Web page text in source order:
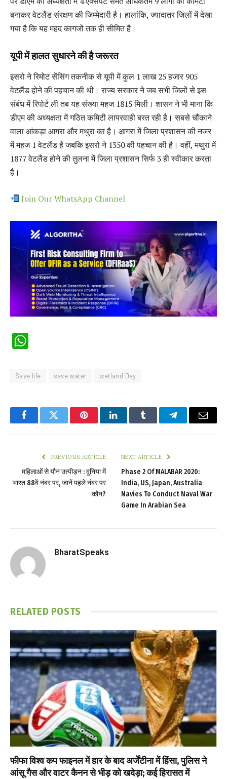
बनाकर वेटलैंड संरक्षण की जिम्मेदारी है। हालांकि, ज्यादातर जिलों में देखा
गया है कि यह महद कागजों तक ही सीमित है।
यूपी में हालत सुधारने की है जरूरत
इसरो ने रिमोट सेंसिंग तकनीक से यूपी में कुल 1 लाख 25 हजार 905
वेटलैंड होने की पहचान की थी। राज्य सरकार ने जब सभी जिलों से इस
संबंध में रिपोर्ट ली तब यह संख्या महज 1815 मिली। शासन ने भी माना कि
डीएम की अध्यक्षता में गठित कमिटी लापरवाही बरत रही है। सबसे चौंकाने
वाला आंकड़ा आगरा और मथुरा का है। आगरा में जिला प्रशासन की नजर
में महज 1 वेटलैंड है जबकि इसरो ने 1350 की पहचान की है। वहीं, मथुरा में
1877 वेटलैंड होने की तुलना में जिला प्रशासन सिर्फ 3 ही स्वीकार करता
है।
Join Our WhatsApp Channel
Save life save water wetland Day
FacebookTwitter PinterestLinkedInTumblr TelegramEmail
PREVIOUS ARTICLE
महिलाओं से यौन उत्पीड़न : दुनिया में
भारत 88वें नंबर पर, जानें पहले नंबर पर
कौन?
NEXT ARTICLE
Phase 2 Of MALABAR 2020:
India, US, Japan, Australia
Navies To Conduct Naval War
Game In Arabian Sea
BharatSpeaks
RELATED POSTS
फीफा विश्व कप फाइनल में हार के बाद अर्जेंटीना में हिंसा, पुलिस ने
आंसू गैस और वाटर कैनन से भीड़ को खदेड़ा; कई हिरासत में